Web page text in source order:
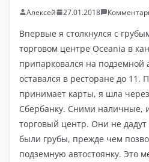
Алексей 27.01.2018
Впервые я столкнулся с
торговом центре Oceania в
припарковался на подземной
оставался в ресторане до 11.
принимает карты, я шла
Сбербанку. Сними наличные,
торговый центр. Они не
были грубы, прежде чем
подземную автостоянку. Это